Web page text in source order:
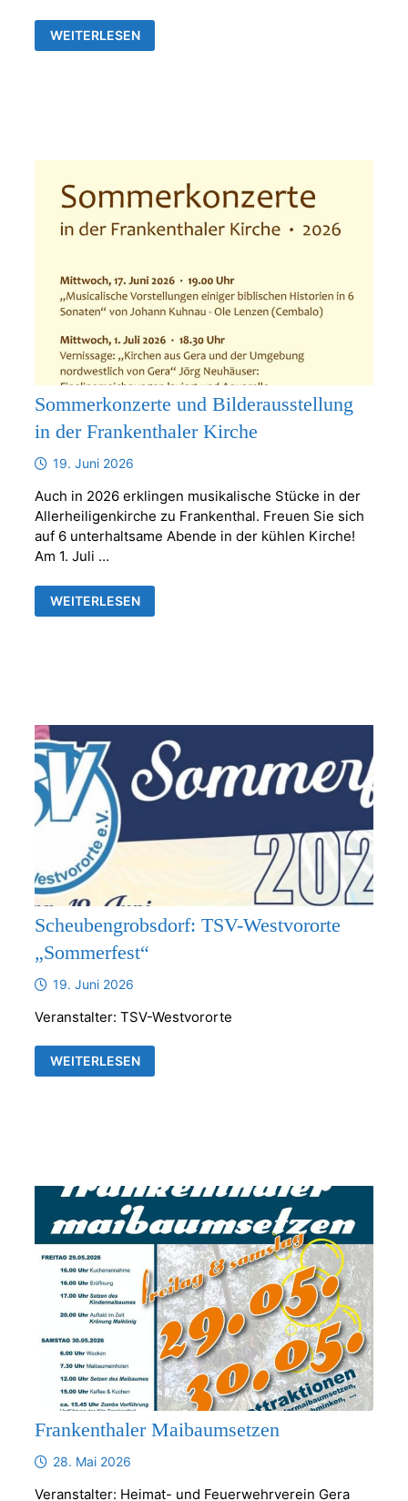
AUSSTELLUNG
VON
WEITERLESEN
Sommerkonzerte und Bilderausstellung
in der Frankenthaler Kirche
19. Juni 2026
Auch in 2026 erklingen musikalische Stücke in der
Allerheiligenkirche zu Frankenthal. Freuen Sie sich
auf 6 unterhaltsame Abende in der kühlen Kirche!
Am 1. Juli …
SOMMERKONZERTE
UND
BILDERAUSSTELLUNG
WEITERLESEN
Scheubengrobsdorf: TSV-Westvororte
„Sommerfest“
19. Juni 2026
Veranstalter: TSV-Westvororte
SCHEUBENGROBSDORF:
TSV-
WEITERLESEN
Frankenthaler Maibaumsetzen
28. Mai 2026
Veranstalter: Heimat- und Feuerwehrverein Gera